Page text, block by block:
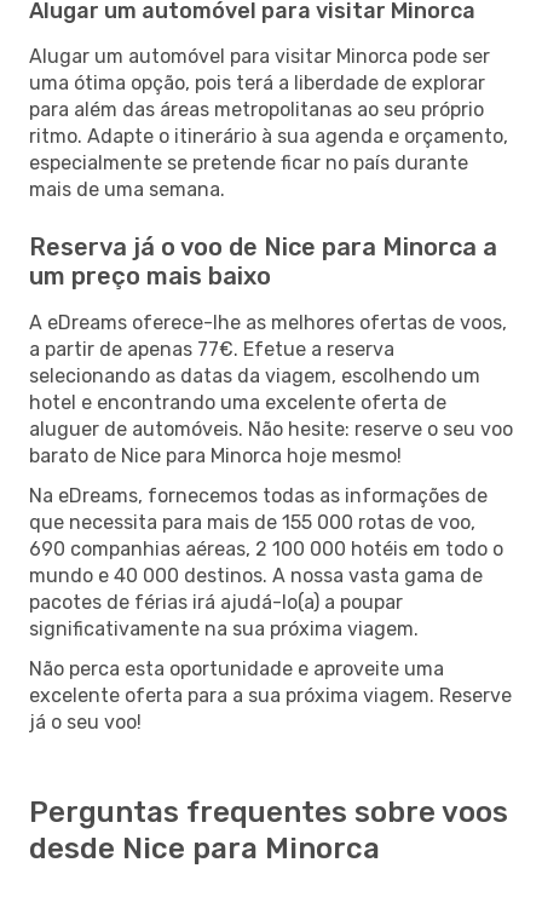
Alugar um automóvel para visitar Minorca
Alugar um automóvel para visitar Minorca pode ser
uma ótima opção, pois terá a liberdade de explorar
para além das áreas metropolitanas ao seu próprio
ritmo. Adapte o itinerário à sua agenda e orçamento,
especialmente se pretende ficar no país durante
mais de uma semana.
Reserva já o voo de Nice para Minorca a
um preço mais baixo
A eDreams oferece-lhe as melhores ofertas de voos,
a partir de apenas 77€. Efetue a reserva
selecionando as datas da viagem, escolhendo um
hotel e encontrando uma excelente oferta de
aluguer de automóveis. Não hesite: reserve o seu voo
barato de Nice para Minorca hoje mesmo!
Na eDreams, fornecemos todas as informações de
que necessita para mais de 155 000 rotas de voo,
690 companhias aéreas, 2 100 000 hotéis em todo o
mundo e 40 000 destinos. A nossa vasta gama de
pacotes de férias irá ajudá-lo(a) a poupar
significativamente na sua próxima viagem.
Não perca esta oportunidade e aproveite uma
excelente oferta para a sua próxima viagem. Reserve
já o seu voo!
Perguntas frequentes sobre voos
desde Nice para Minorca